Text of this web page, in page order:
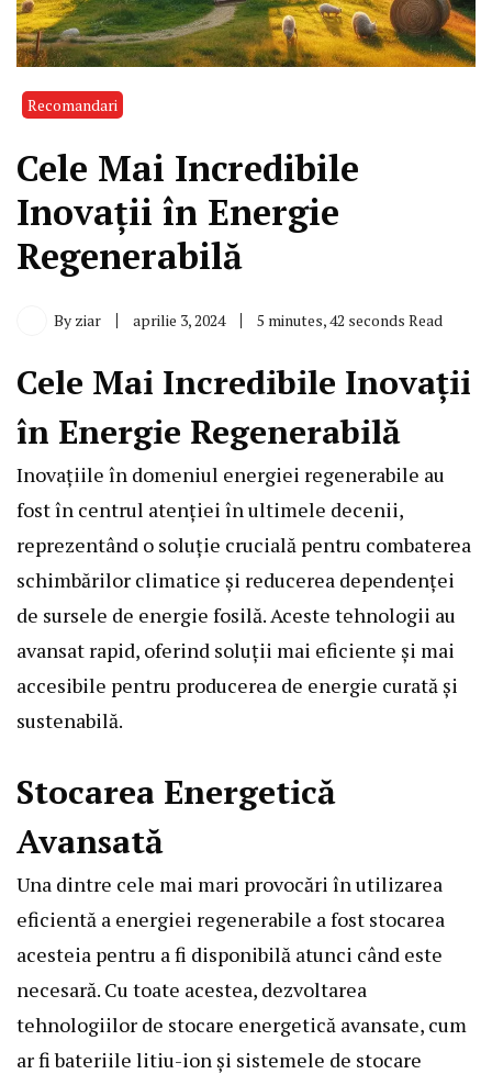
Recomandari
Cele Mai Incredibile
Inovații în Energie
Regenerabilă
By ziar aprilie 3, 2024 5 minutes, 42 seconds Read
Cele Mai Incredibile Inovații
în Energie Regenerabilă
Inovațiile în domeniul energiei regenerabile au
fost în centrul atenției în ultimele decenii,
reprezentând o soluție crucială pentru combaterea
schimbărilor climatice și reducerea dependenței
de sursele de energie fosilă. Aceste tehnologii au
avansat rapid, oferind soluții mai eficiente și mai
accesibile pentru producerea de energie curată și
sustenabilă.
Stocarea Energetică
Avansată
Una dintre cele mai mari provocări în utilizarea
eficientă a energiei regenerabile a fost stocarea
acesteia pentru a fi disponibilă atunci când este
necesară. Cu toate acestea, dezvoltarea
tehnologiilor de stocare energetică avansate, cum
ar fi bateriile litiu-ion și sistemele de stocare